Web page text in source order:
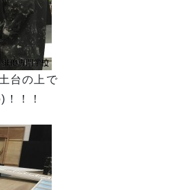
台の上で
！！